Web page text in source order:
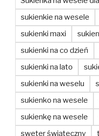
sukienkie na wesele
sukienki maxi
sukienki na co dzień
sukienki na lato
sukienki na weselu
sukienko na wesele
sukienkę na wesele
sweter świąteczny